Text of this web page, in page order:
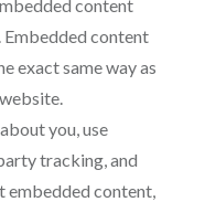
content
Embedded content
exact same way as
you, use
tracking, and
content,